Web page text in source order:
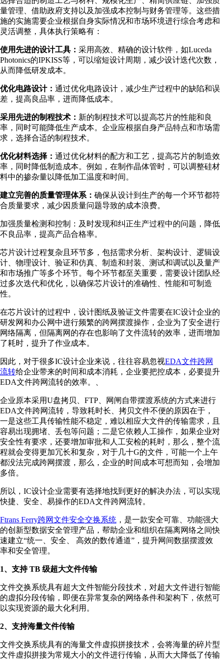
量管理、借助政府支持以及加强成本控制与财务管理等。这些措
施的实施需要企业根据自身实际情况和市场环境进行综合考虑和
灵活调整，具体执行策略有：
使用先进的设计工具： 采用高效、精确的设计软件，如Luceda
Photonics的IPKISS等，可以缩短设计周期，减少设计迭代次数，
从而降低研发成本。
优化电路设计： 通过优化电路设计，减少生产过程中的缺陷和误
差，提高良品率，进而降低成本。
采用先进的制程技术： 新的制程技术可以提高芯片的性能和良
率，同时可能降低生产成本。企业应根据自身产品特点和市场需
求，选择合适的制程技术。
优化材料选择： 通过优化材料的配方和工艺，提高芯片的制造效
率，同时降低制造成本。例如，在制作晶体管时，可以调整硅材
料中的掺杂量以降低加工温度和时间。
建立完善的质量管理体系： 确保从设计到生产的每一个环节都符
合质量要求，减少因质量问题导致的成本浪费。
加强质量检测和控制：及时发现和纠正生产过程中的问题，降低
不良品率，提高产品合格率。
芯片设计过程复杂且环节多，包括需求分析、架构设计、逻辑设
计、物理设计、验证和仿真、制造和封装、测试和调试以及量产
和市场推广等多个环节。每个环节都至关重要，需要设计团队经
过多次迭代和优化，以确保芯片设计的准确性、性能和可制造
性。
在芯片设计的过程中，设计图纸及验证文件需要在IC设计企业的
研发网和办公网中进行频繁的跨网摆渡操作，企业为了安全进行
网络隔离，但隔离网的存在也影响了文件流转的效率，进而增加
了耗时，提升了作业成本。
因此，对于很多IC设计企业来说，往往容易忽视EDA文件跨网
流转给企业带来的时间和成本消耗，企业要把控成本，必要提升
EDA文件跨网流转的效率。、
企业原本采用U盘拷贝、FTP、网闸自带摆渡系统的方式来进行
EDA文件跨网流转，导致耗时长、拷贝文件不便的原因在于，
一是这些工具传输性能不稳定，难以相应大文件的传输需求，且
容易出现拥堵、丢包等问题；二是它依赖人工操作，如果企业对
安全性有要求，还要增加审批和人工安检的耗时，那么，整个流
程就会变得更加冗长和复杂，对于几十G的文件，可能一个上午
都没法完成跨网摆渡，那么，企业的时间成本可想而知，会增加
多倍。
所以，IC设计企业需要有选择地找到更好的解决办法，可以实现
快捷、安全、易操作的EDA文件跨网流转。
Ftrans Ferry跨网文件安全交换系统 ，是一款安全可靠、功能强大
的创新型数据安全管理产品，帮助企业和组织在隔离网络之间快
速建立“统一、安全、 高效的数传通道”，提升网间数据摆渡效
率和安全管理。
1、支持 TB 级超大文件传输
文件交换系统具有超大文件智能分段技术，对超大文件进行智能
的虚拟分段传输，即便在异常复杂的网络条件和架构下，依然可
以实现资源的最大化利用。
2、支持海量文件传输
文件交换系统具有的海量文件虚拟拼接技术，会将海量的碎片型
文件虚拟拼接为常规大小的文件进行传输，从而大大降低了传输